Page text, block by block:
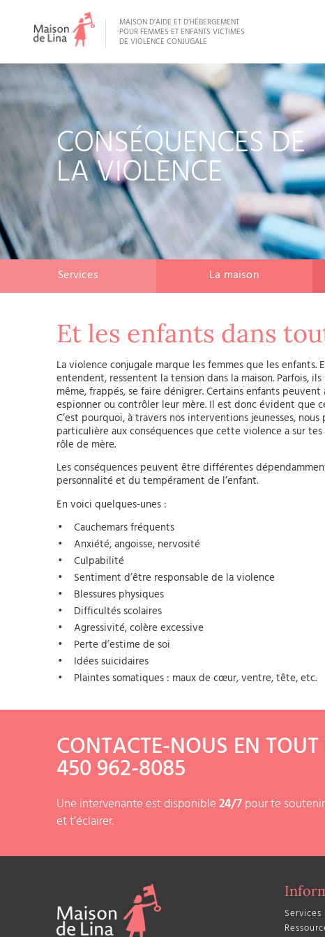
MAISON D’AIDE ET D’HÉBERGEMENT
POUR FEMMES ET ENFANTS VICTIMES
DE VIOLENCE CONJUGALE
CONSÉQUENCES DE
LA VIOLENCE
Services La maison
Et les enfants dans
La violence conjugale marque les femmes que les enfants.
entendent, ressentent la tension dans la maison. Parfois,
même, frappés, se faire dénigrer. Certains enfants
espionner ou contrôler leur mère. Il est donc évident que
C’est pourquoi, à travers nos interventions jeunesses,
particulière aux conséquences que cette violence a sur
rôle de mère.
Les conséquences peuvent être différentes
personnalité et du tempérament de l’enfant.
En voici quelques-unes :
Cauchemars fréquents
Anxiété, angoisse, nervosité
Culpabilité
Sentiment d’être responsable de la violence
Blessures physiques
Difficultés scolaires
Agressivité, colère excessive
Perte d’estime de soi
Idées suicidaires
Plaintes somatiques : maux de cœur, ventre, tête, etc.
CONTACTE-NOUS EN
450 962-8085
Une intervenante est disponible24/7pour te
et t’éclairer.
Services